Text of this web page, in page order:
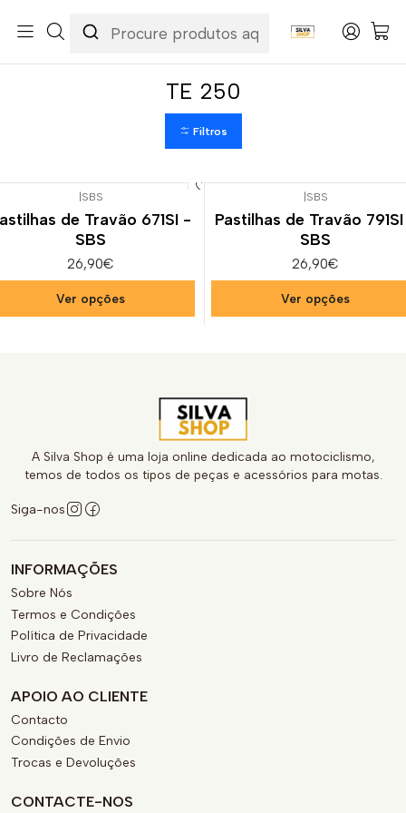
Suspensão & Travões
Pastilhas de Travão Husaberg TE 250
TE 250
Filtros
|SBS
de Travão 671SI -
SBS
26,90€
Ver opções
|SBS
Pastilhas de Travão
SBS
26,90€
Ver opções
A Silva Shop é uma loja online dedicada ao motociclismo,
temos de todos os tipos de peças e acessórios para motas.
Siga-nos
INFORMAÇÕES
Sobre Nós
Termos e Condições
Política de Privacidade
Livro de Reclamações
APOIO AO CLIENTE
Contacto
Condições de Envio
Trocas e Devoluções
CONTACTE-NOS